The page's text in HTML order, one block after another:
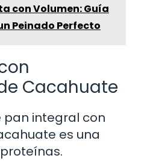
con Volumen: Guía
Peinado Perfecto
Cacahuate
integral con
es una